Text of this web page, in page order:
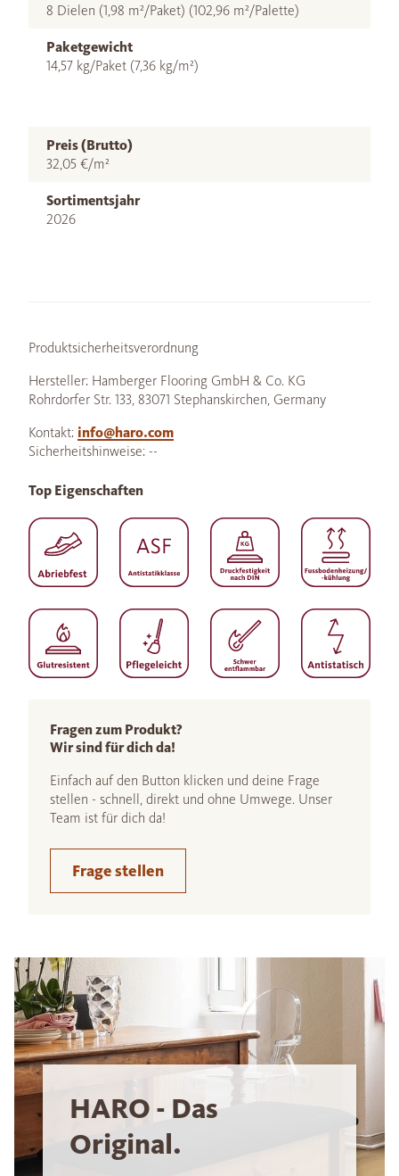
8 Dielen (1,98 m²/Paket) (102,96 m²/Palette)
Paketgewicht
14,57 kg/Paket (7,36 kg/m²)
Preis (Brutto)
32,05 €/m²
Sortimentsjahr
2026
Produktsicherheitsverordnung
Hersteller: Hamberger Flooring GmbH & Co. KG
Rohrdorfer Str. 133, 83071 Stephanskirchen, Germany
Kontakt: info@haro.com
Sicherheitshinweise: --
Fragen zum Produkt?
Wir sind für dich da!
Einfach auf den Button klicken und deine Frage
stellen - schnell, direkt und ohne Umwege. Unser
Team ist für dich da!
Frage stellen
Top Eigenschaften
HARO - Das
Original.